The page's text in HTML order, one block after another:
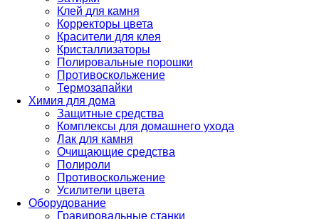
Клей для камня
Корректоры цвета
Красители для клея
Кристаллизаторы
Полировальные порошки
Противоскольжение
Термозапайки
Химия для дома
Защитные средства
Комплексы для домашнего ухода
Лак для камня
Очищающие средства
Полироли
Противоскольжение
Усилители цвета
Оборудование
Гравировальные станки